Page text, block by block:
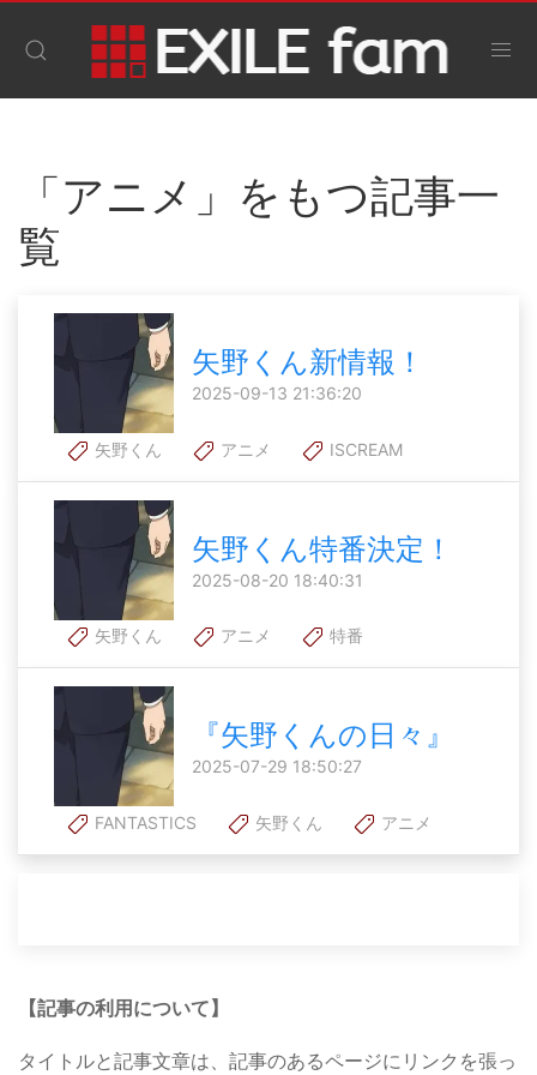
「アニメ」をもつ記事一
覧
矢野くん新情報！
2025-09-13 21:36:20
矢野くん アニメ ISCREAM
矢野くん特番決定！
2025-08-20 18:40:31
矢野くん アニメ 特番
『矢野くんの日々』
2025-07-29 18:50:27
FANTASTICS 矢野くん アニメ
【記事の利用について】
タイトルと記事文章は、記事のあるページにリンクを張っ